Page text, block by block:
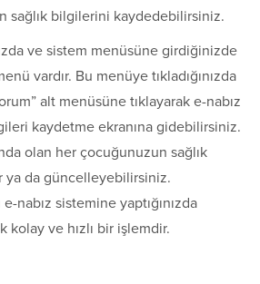
sağlık bilgilerini kaydedebilirsiniz.
ve sistem menüsüne girdiğinizde
vardır. Bu menüye tıkladığınızda
alt menüsüne tıklayarak e-nabız
kaydetme ekranına gidebilirsiniz.
olan her çocuğunuzun sağlık
da güncelleyebilirsiniz.
nabız sistemine yaptığınızda
ve hızlı bir işlemdir.